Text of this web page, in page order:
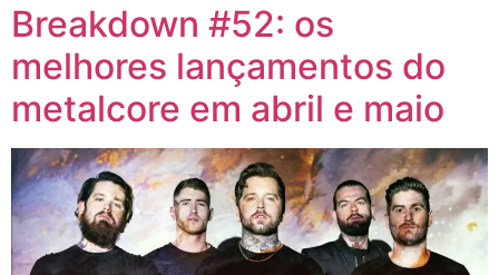
Breakdown #52: os
melhores lançamentos do
metalcore em abril e maio